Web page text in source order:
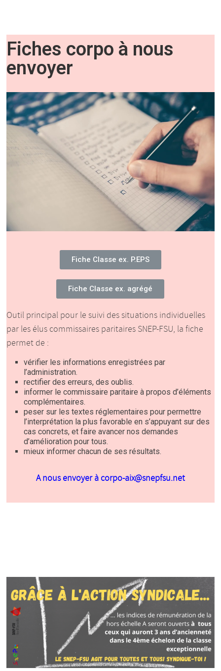
Fiches corpo à nous
envoyer
Fiche Classe ex. P.EPS
Fiche Classe ex. agrégé
Outil principal pour le suivi des situations individuelles
par les élus commissaires paritaires SNEP-FSU, la fiche
permet de :
vérifier les informations enregistrées par
l’administration.
rectifier des erreurs, des oublis.
informer le commissaire paritaire à propos d’éléments
complémentaires.
peser sur les textes réglementaires pour permettre
l’interprétation la plus favorable en s’appuyant sur des
cas concrets, et faire avancer nos demandes
d’amélioration pour tous.
mieux informer chacun de ses résultats.
A nous envoyer à corpo-aix@snepfsu.net